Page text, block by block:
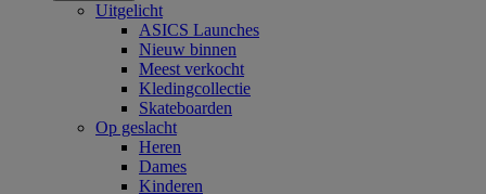
Uitgelicht
ASICS Launches
Nieuw binnen
Meest verkocht
Kledingcollectie
Skateboarden
Op geslacht
Heren
Dames
Kinderen